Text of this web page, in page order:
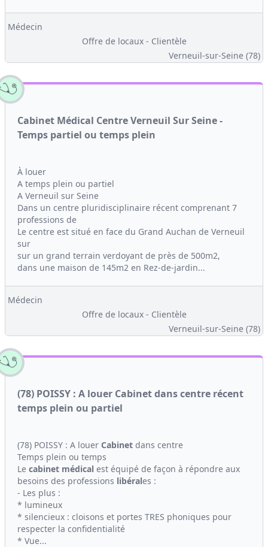
Médecin
Offre de locaux - Clientèle
Verneuil-sur-Seine (78)
Cabinet Médical Centre Verneuil Sur Seine -
Temps partiel ou temps plein
À louer
A temps plein ou partiel
A Verneuil sur Seine
Dans un centre pluridisciplinaire récent comprenant 7
professions de
Le centre est situé en face du Grand Auchan de Verneuil
sur
sur un grand terrain verdoyant de près de 500m2,
dans une maison de 145m2 en Rez-de-jardin...
Médecin
Offre de locaux - Clientèle
Verneuil-sur-Seine (78)
(78) POISSY : A louer Cabinet dans centre récent
temps plein ou partiel
(78) POISSY : A louer Cabinet dans centre
Temps plein ou temps
Le cabinet médical est équipé de façon à répondre aux
besoins des professions libérales :
- Les plus :
* lumineux
* silencieux : cloisons et portes TRES phoniques pour
respecter la confidentialité
* Vue...